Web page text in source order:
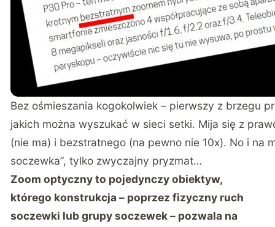
Bez ośmieszania kogokolwiek – pierwszy z brzegu
jakich można wyszukać w sieci setki. Mija się z
(nie ma) i bezstratnego (na pewno nie 10x). No i na
soczewka”, tylko zwyczajny pryzmat…
Zoom optyczny to pojedynczy obiektyw,
którego konstrukcja – poprzez fizyczny ruch
soczewki lub grupy soczewek – pozwala na